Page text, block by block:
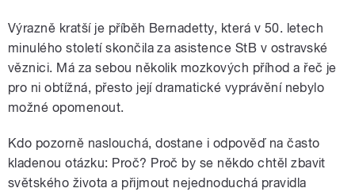
Výrazně kratší je příběh Bernadetty, která v 50. letech
minulého století skončila za asistence StB v ostravské
věznici. Má za sebou několik mozkových příhod a řeč je
pro ni obtížná, přesto její dramatické vyprávění nebylo
možné opomenout.
Kdo pozorně naslouchá, dostane i odpověď na často
kladenou otázku: Proč? Proč by se někdo chtěl zbavit
světského života a přijmout nejednoduchá pravidla